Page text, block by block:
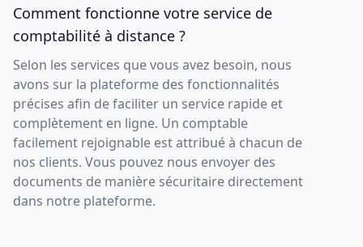
Comment fonctionne votre service de
comptabilité à distance ?
Selon les services que vous avez besoin, nous
avons sur la plateforme des fonctionnalités
précises afin de faciliter un service rapide et
complètement en ligne. Un comptable
facilement rejoignable est attribué à chacun de
nos clients. Vous pouvez nous envoyer des
documents de manière sécuritaire directement
dans notre plateforme.